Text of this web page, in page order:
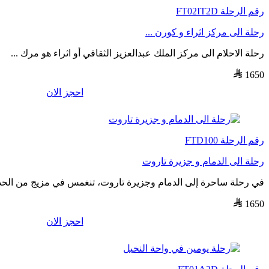
رقم الرحلة FT02IT2D
رحلة الى مركز اثراء و كورن ...
رحلة الاحلام الى مركز الملك عبدالعزيز الثقافي أو اثراء هو مرك ...
1650
احجز الان
رقم الرحلة FTD100
رحلة الى الدمام و جزيرة تاروت
في رحلة ساحرة إلى الدمام وجزيرة تاروت، تنغمس في مزيج من
1650
احجز الان